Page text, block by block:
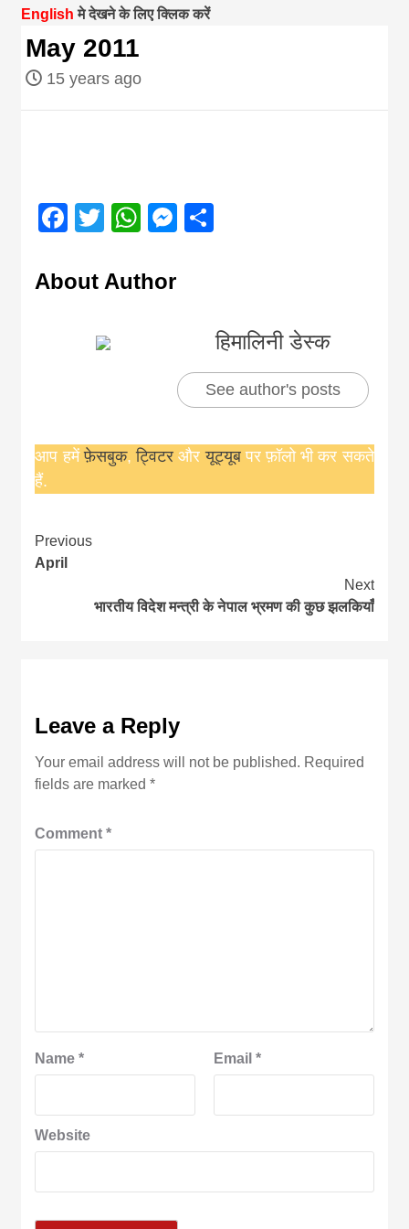
magazine of
Nepal brings
from
news,
khabar
English मे देखने के लिए क्लिक करें
May 2011
15 years ago
Facebook
Twitter
WhatsApp
Messenger
About Author
हिमालिनी डेस्क
See author's posts
आप हमेंफ़ेसबुक,ट्विटरऔरयूट्यूबपर फ़ॉलो भी कर सकते
हैं.
Continue
Reading
Previous
April
Next
भार तीय विदे श मन्त्री के ने पाल भ्रमण की कुछ झलकियाँ
Leave a Reply
Your email address will not be published. Required
fields are marked*
Comment*
Name* Email *
Website